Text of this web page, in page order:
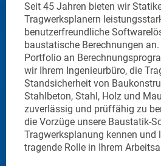
und
und
für
an. Mit unserem breiten
ermöglichen
Tragfähigkeit und
aus
Mauerwerk effizient,
berechnen. Lernen Sie
Software für die
lassen Sie uns eine
einnehmen.